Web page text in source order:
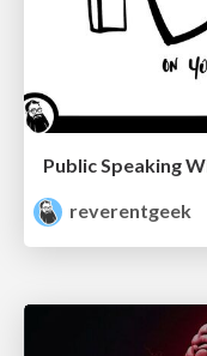
reverentgeek